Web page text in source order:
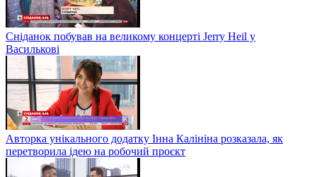
Сніданок побував на великому концерті Jerry Heil у
Василькові
Авторка унікального додатку Інна Калініна розказала, як
перетворила ідею на робочий проєкт